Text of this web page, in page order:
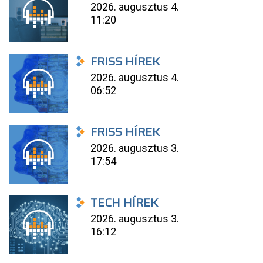
2026. augusztus 4.
11:20
FRISS HÍREK
2026. augusztus 4.
06:52
FRISS HÍREK
2026. augusztus 3.
17:54
TECH HÍREK
2026. augusztus 3.
16:12